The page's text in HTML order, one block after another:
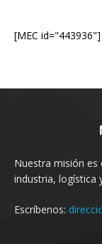
[MEC id="443936"]
Nuestra misión
industria, logística
Escríbenos: